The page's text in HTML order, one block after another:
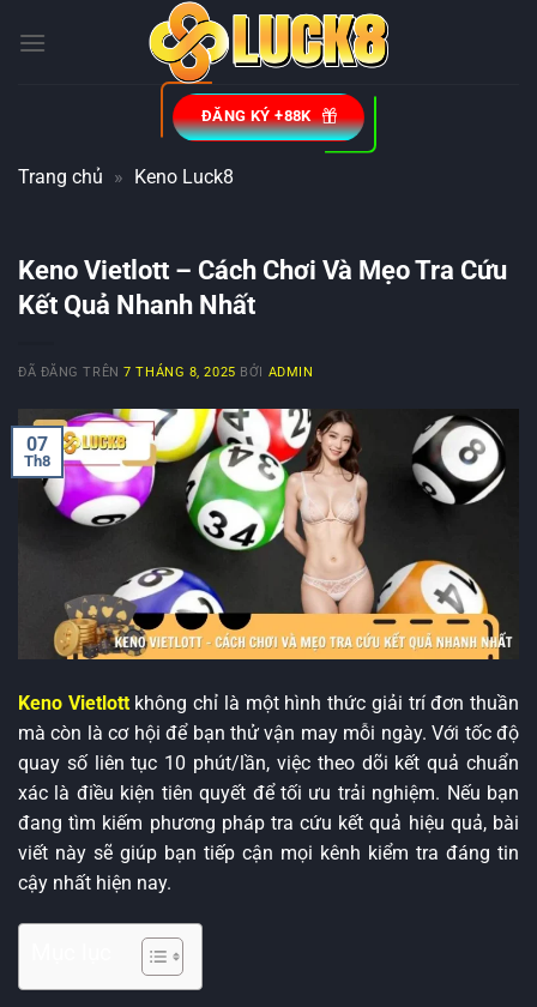
đến
ĐĂNG KÝ +88K
Trang chủ » Keno Luck8
Keno Vietlott – Cách Chơi Và Mẹo Tra Cứu
Kết Quả Nhanh Nhất
ĐÃ ĐĂNG TRÊN7 THÁNG 8, 2025 BỞI ADMIN
07
Th8
Keno Vietlottkhông chỉ là một hình thức giải trí đơn thuần
mà còn là cơ hội để bạn thử vận may mỗi ngày. Với tốc độ
quay số liên tục 10 phút/lần, việc theo dõi kết quả chuẩn
xác là điều kiện tiên quyết để tối ưu trải nghiệm. Nếu bạn
đang tìm kiếm phương pháp tra cứu kết quả hiệu quả, bài
viết này sẽ giúp bạn tiếp cận mọi kênh kiểm tra đáng tin
cậy nhất hiện nay.